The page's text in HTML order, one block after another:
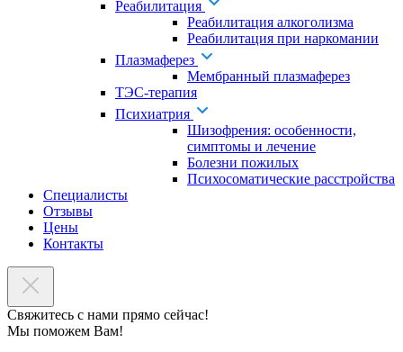
Реабилитация
Реабилитация алкоголизма
Реабилитация при наркомании
Плазмаферез
Мембранный плазмаферез
ТЭС-терапия
Психиатрия
Шизофрения: особенности,
симптомы и лечение
Болезни пожилых
Психосоматические расстройства
Специалисты
Отзывы
Цены
Контакты
Свяжитесь с нами прямо сейчас!
Мы поможем Вам!